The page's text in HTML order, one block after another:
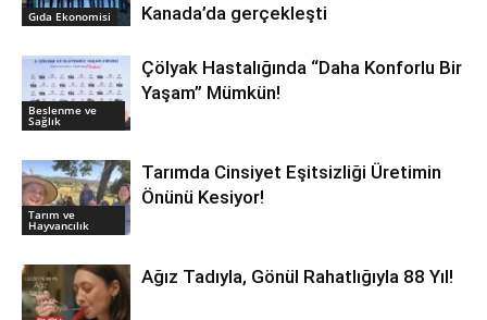
Gıda Ekonomisi
Kanada’da gerçekleşti
Beslenme ve
Sağlık
Çölyak Hastalığında “Daha Konforlu Bir
Yaşam” Mümkün!
Tarım ve
Hayvancılık
Tarımda Cinsiyet Eşitsizliği Üretimin
Önünü Kesiyor!
Ağız Tadıyla, Gönül Rahatlığıyla 88 Yıl!